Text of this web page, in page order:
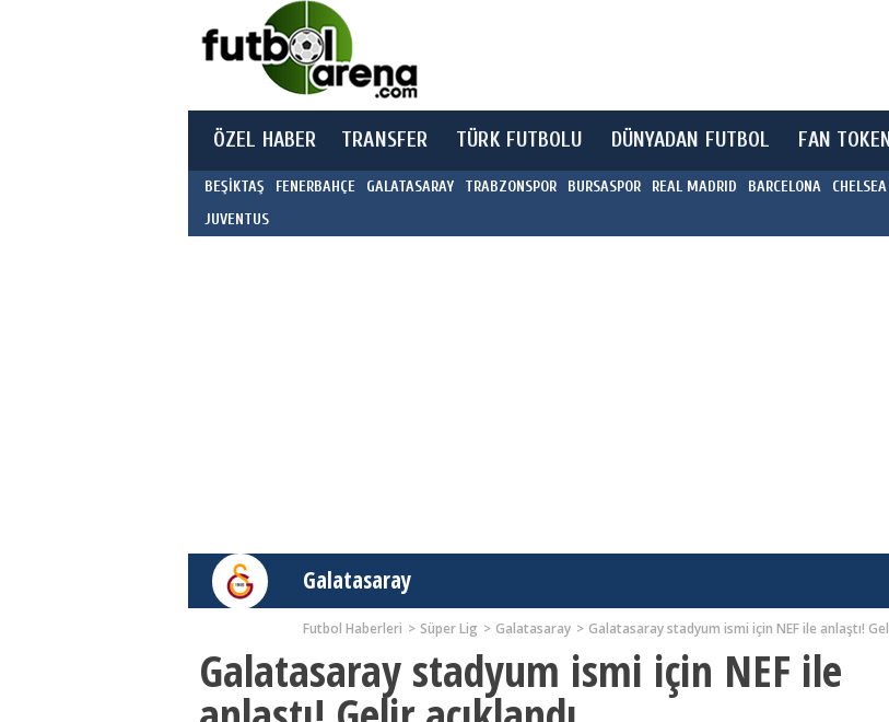
ÖZEL HABER TRANSFER TÜRK FUTBOLU DÜNYADAN FUTBOL FAN TOKEN
BEŞİKTAŞ FENERBAHÇE GALATASARAY TRABZONSPOR BURSASPOR REAL MADRID BARCELONA CHELSEA
JUVENTUS
Galatasaray
Futbol Haberleri Süper Lig Galatasaray Galatasaray stadyum ismi için NEF ile anlaştı!
Galatasaray stadyum ismi için NEF ile